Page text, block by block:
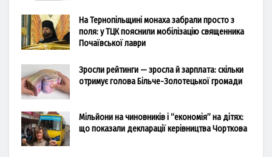
На Тернопільщині монаха забрали просто з
поля: у ТЦК пояснили мобілізацію священника
Почаївської лаври
Зросли рейтинги — зросла й зарплата: скільки
отримує голова Більче-Золотецької громади
Мільйони на чиновників і “економія” на дітях:
що показали декларації керівництва Чорткова